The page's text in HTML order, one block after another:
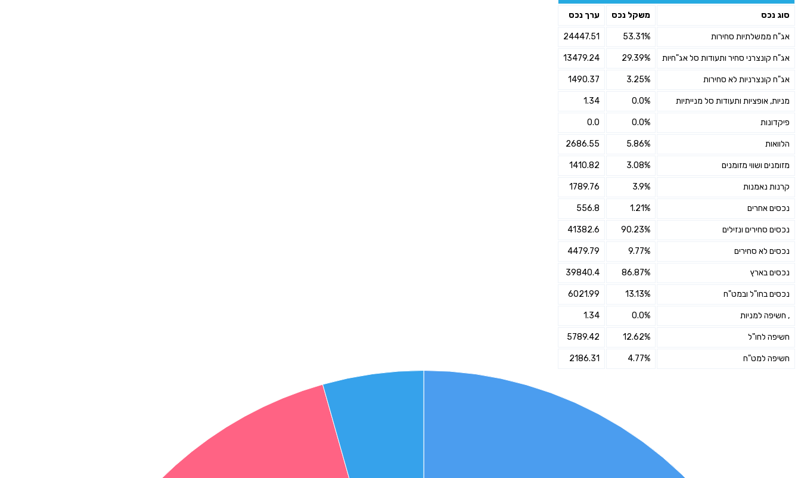
סוג נכס משקל נכס ערך נכס
אג"ח ממשלתיות סחירות 53.31%
24447.51
אג"ח קונצרני סחיר ותעודות סל אג"חיות 29.39%
13479.24
אג"ח קונצרניות לא סחירות 3.25%
1490.37
מניות, אופציות ותעודות סל מנייתיות 0.0%
1.34
פיקדונות 0.0%
0.0
הלוואות 5.86%
2686.55
מזומנים ושווי מזומנים 3.08%
1410.82
קרנות נאמנות 3.9%
1789.76
נכסים אחרים 1.21%
556.8
נכסים סחירים ונזילים 90.23%
41382.6
נכסים לא סחירים 9.77%
4479.79
נכסים בארץ 86.87%
39840.4
נכסים בחו"ל ובמט"ח 13.13%
6021.99
, חשיפה למניות 0.0%
1.34
חשיפה לחו"ל 12.62%
5789.42
חשיפה למט"ח 4.77%
2186.31